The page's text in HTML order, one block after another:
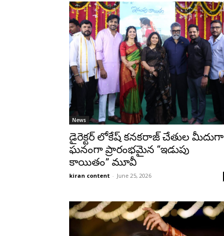
News
డైరెక్టర్ లోకేష్ కనకరాజ్ చేతుల మీదుగా
ఘనంగా ప్రారంభమైన “ఇడుపు
కాయితం” మూవీ
kiran content - June 25, 2026